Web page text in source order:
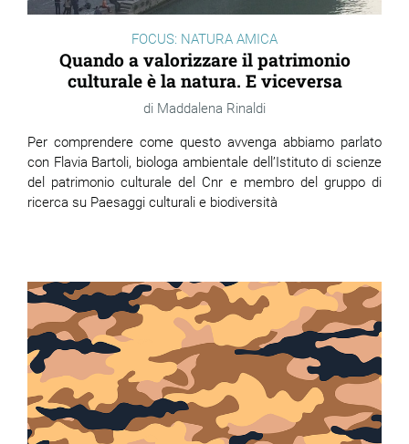
FOCUS: NATURA AMICA
Quando a valorizzare il patrimonio
culturale è la natura. E viceversa
Maddalena Rinaldi
Per comprendere come questo avvenga abbiamo parlato
con Flavia Bartoli, biologa ambientale dell’Istituto di scienze
del patrimonio culturale del Cnr e membro del gruppo di
ricerca su Paesaggi culturali e biodiversità